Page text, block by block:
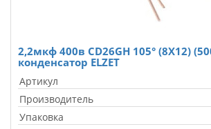
2,2мкф 400в CD26GH 105° (8X12)
конденсатор ELZET
Артикул
Производитель
Упаковка